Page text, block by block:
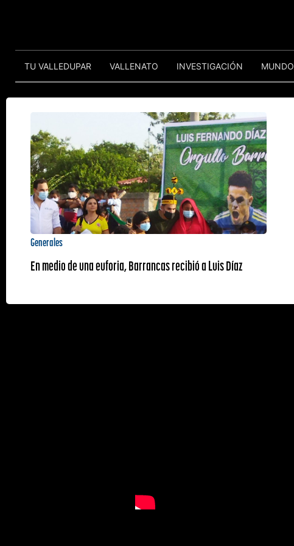
TU VALLEDUPAR VALLENATO INVESTIGACIÓN MUNDO
Generales
En medio de una euforia, Barrancas recibió a Luis Díaz